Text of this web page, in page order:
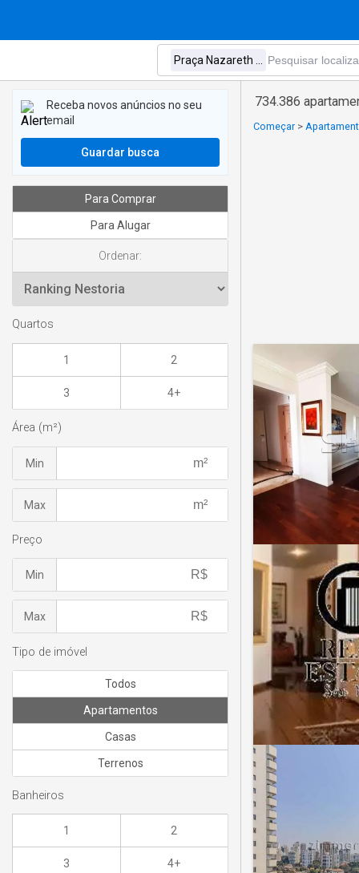
734.386
Começar >
Receba novos anúncios no seu
email
Guardar busca
Para Comprar
Para Alugar
Ordenar:
Quartos
1 2
3 4+
Área (m²)
Min
Max
Preço
Min
Max
Tipo de imóvel
Todos
Apartamentos
Casas
Terrenos
Banheiros
1 2
3 4+